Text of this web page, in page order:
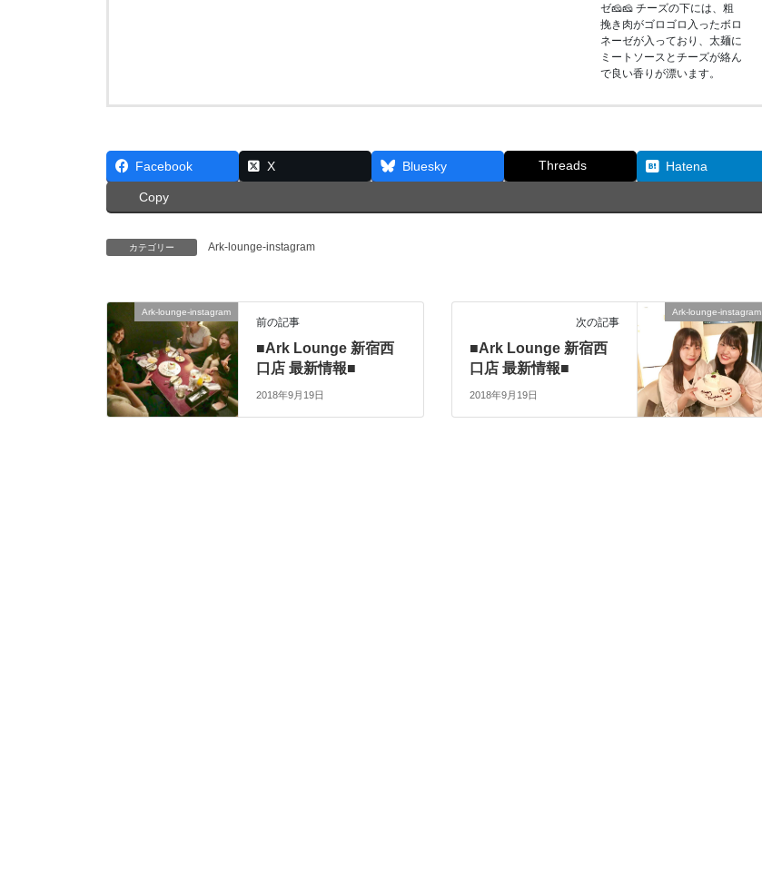
ゼ🧀🧀 チーズの下には、粗
挽き肉がゴロゴロ入ったボロ
ネーゼが入っており、太麺に
ミートソースとチーズが絡ん
で良い香りが漂います。
Facebook X Bluesky Threads Hatena
Copy
カテゴリー Ark-lounge-instagram
Ark-lounge-instagram
前の記事
■Ark Lounge 新宿西
口店 最新情報■
2018年9月19日
Ark-lounge-instagram
次の記事
■Ark Lounge 新宿西
口店 最新情報■
2018年9月19日